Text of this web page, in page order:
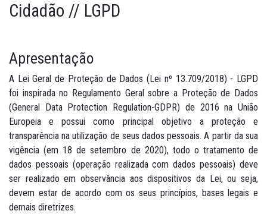
Cidadão // LGPD
Apresentação
A Lei Geral de Proteção de Dados (Lei nº 13.709/2018) - LGPD
foi inspirada no Regulamento Geral sobre a Proteção de Dados
(General Data Protection Regulation-GDPR) de 2016 na União
Europeia e possui como principal objetivo a proteção e
transparência na utilização de seus dados pessoais. A partir da sua
vigência (em 18 de setembro de 2020), todo o tratamento de
dados pessoais (operação realizada com dados pessoais) deve
ser realizado em observância aos dispositivos da Lei, ou seja,
devem estar de acordo com os seus princípios, bases legais e
demais diretrizes.